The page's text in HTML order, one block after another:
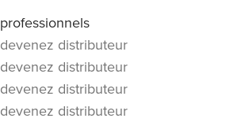
professionnels
devenez distributeur
devenez distributeur
devenez distributeur
devenez distributeur